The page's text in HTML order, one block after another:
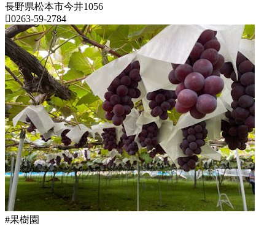
樹
園
2022
年
8
月
18
日
2022
年
8
月
20
日
直
売
所
ね
っ
と
長野県松本市今井1056
0263-59-2784
長
野
県
果
樹
園
2022
年
8
月
18
日
2022
年
8
直
売
所
#果樹園